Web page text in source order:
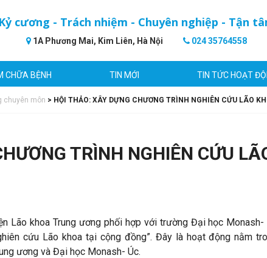
Kỷ cương - Trách nhiệm - Chuyên nghiệp - Tận
1A Phương Mai, Kim Liên, Hà Nội 024 35764558
CHỮA BỆNH TIN MỚI TIN TỨC HOẠT
chuyên môn > HỘI THẢO: XÂY DỰNG CHƯƠNG TRÌNH NGHIÊN CỨU LÃO
TRÌNH NGHIÊN CỨU
Lão khoa Trung ương phối hợp với trường Đại học Monash-
cứu Lão khoa tại cộng đồng”. Đây là hoạt động nằm
ương và Đại học Monash- Úc.